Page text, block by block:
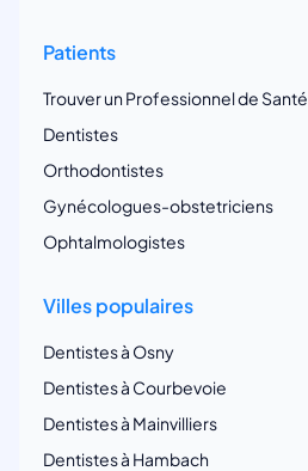
Patients
Trouver un Professionnel de Santé
Dentistes
Orthodontistes
Gynécologues-obstetriciens
Ophtalmologistes
Villes populaires
Dentistes à Osny
Dentistes à Courbevoie
Dentistes à Mainvilliers
Dentistes à Hambach